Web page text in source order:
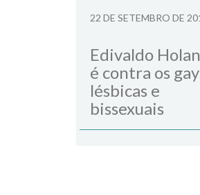
22 DE SETEMBRO DE
Edivaldo
é contra os
lésbicas e
bissexuais